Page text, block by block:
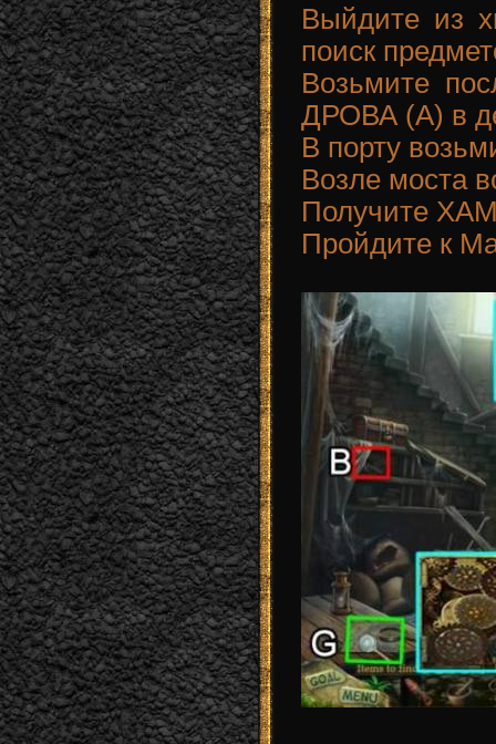
Выйдите из
поиск
Возьмите
ДРОВА (A) в
В порту
Возле моста
Получите
Пройдите к